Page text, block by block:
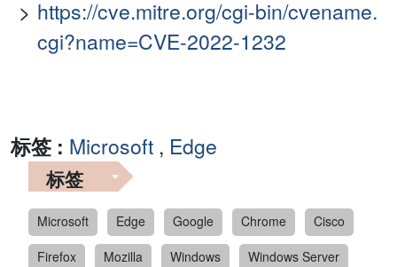
https://cve.mitre.org/cgi-bin/cvename.
cgi?name=CVE-2022-1232
标签 : Microsoft , Edge
标签
Microsoft Edge Google Chrome
Cisco
Firefox
Mozilla Windows
Windows Server